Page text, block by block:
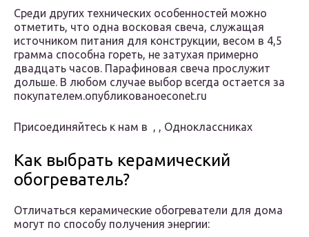
Среди других технических особенностей можно
отметить, что одна восковая свеча, служащая
источником питания для конструкции, весом в 4,5
грамма способна гореть, не затухая примерно
двадцать часов. Парафиновая свеча прослужит
дольше. В любом случае выбор всегда остается за
покупателем.опубликованоeconet.ru
Присоединяйтесь к нам в , , Одноклассниках
Как выбрать керамический
обогреватель?
Отличаться керамические обогреватели для дома
могут по способу получения энергии: